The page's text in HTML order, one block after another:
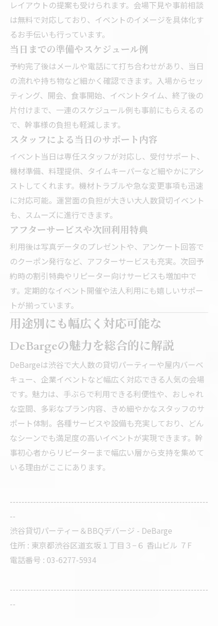
レイアウトの提案も受けられます。会場下見や事前相談
は無料で対応しており、イベントのイメージを具体化す
るお手伝いも行っています。
当日までの準備やスケジュール例
予約完了後はメールや電話にて打ち合わせがあり、当日
の流れや持ち物など細かく確認できます。入場からセッ
ティング、開会、食事開始、イベントタイム、終了後の
片付けまで、一連のスケジュール例も事前にもらえるの
で、幹事様の負担も軽減します。
スタッフによる当日のサポート内容
イベント当日は専任スタッフが対応し、受付サポート、
機材準備、料理提供、タイムキーパーなど細やかにアシ
ストしてくれます。機材トラブルや急な変更事項も迅速
に対応可能。運営面の負担が大きい大人数貸切イベント
も、スムーズに進行できます。
アフターサービスや次回利用特典
利用後は写真データのプレゼントや、アンケート回答で
のクーポン発行など、アフターサービスも充実。次回予
約時の割引特典やリピーター向けサービスも増加中で
す。定期的なイベント開催や法人利用にも嬉しいサポー
トが揃っています。
用途別にも幅広く対応可能な
DeBargeの魅力を総合的に解説
DeBargeは渋谷で大人数の貸切パーティーや屋内バーベ
キュー、企業イベントなど幅広く対応できる人気の会場
です。魅力は、手ぶらで利用できる利便性や、おしゃれ
な空間、多彩なプラン内容、きめ細やかなスタッフのサ
ポート体制。各種サービスや設備も充実しており、どん
なシーンでも満足度の高いイベントが実現できます。幹
事初心者からリピーターまで幅広い層から支持を集めて
いる理由がここにあります。
--------------------------------------------------------------------
--
渋谷貸切パーティー＆BBQデバージ - DeBarge
住所 : 東京都渋谷区道玄坂１丁目３−６ 香山ビル ７F
電話番号 : 03-6277-5934
--------------------------------------------------------------------
--